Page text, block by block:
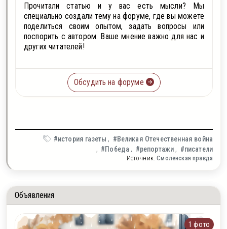
Прочитали статью и у вас есть мысли? Мы
специально создали тему на форуме, где вы можете
поделиться своим опытом, задать вопросы или
поспорить с автором. Ваше мнение важно для нас и
других читателей!
Обсудить на форуме
#история газеты
#Великая Отечественная война
#Победа
#репортажи #писатели
Источник:Смоленская правда
Объявления
1 фото